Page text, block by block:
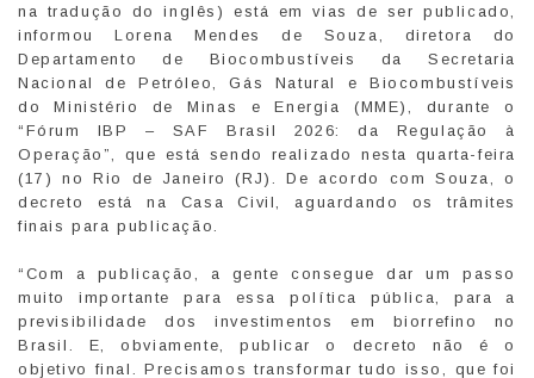
na tradução do inglês) está em vias de ser publicado,
informou Lorena Mendes de Souza, diretora do
Departamento de Biocombustíveis da Secretaria
Nacional de Petróleo, Gás Natural e Biocombustíveis
do Ministério de Minas e Energia (MME), durante o
“Fórum IBP – SAF Brasil 2026: da Regulação à
Operação”, que está sendo realizado nesta quarta-feira
(17) no Rio de Janeiro (RJ). De acordo com Souza, o
decreto está na Casa Civil, aguardando os trâmites
finais para publicação.
“Com a publicação, a gente consegue dar um passo
muito importante para essa política pública, para a
previsibilidade dos investimentos em biorrefino no
Brasil. E, obviamente, publicar o decreto não é o
objetivo final. Precisamos transformar tudo isso, que foi